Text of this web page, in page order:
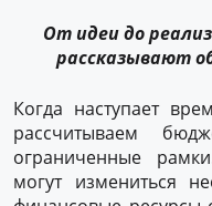
От идеи до
рассказывают
Когда наступает
рассчитываем
ограниченные
могут измениться